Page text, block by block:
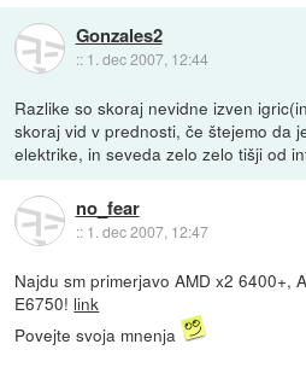
Gonzales2
:: 1. dec 2007, 12:44
Razlike so skoraj nevidne izven
skoraj vid v prednosti, če štejemo da
elektrike, in seveda zelo zelo tišji od
no_fear
:: 1. dec 2007, 12:47
Najdu sm primerjavo AMD x2 6400+,
E6750! link
Povejte svoja mnenja